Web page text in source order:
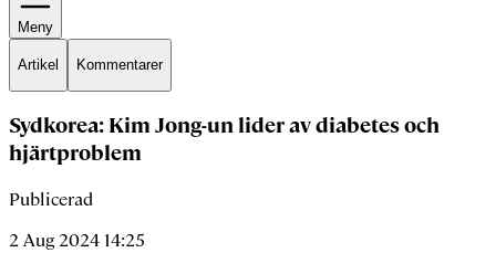
Meny
Artikel Kommentarer
Sydkorea: Kim Jong-un lider av diabetes och
hjärtproblem
Publicerad
2 Aug 2024 14:25